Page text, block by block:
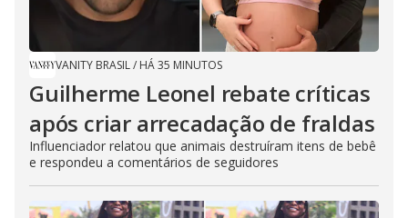
VANITY BRASIL/ HÁ 35 MINUTOS
Guilherme Leonel rebate críticas
após criar arrecadação de fraldas
Influenciador relatou que animais destruíram itens de bebê
e respondeu a comentários de seguidores